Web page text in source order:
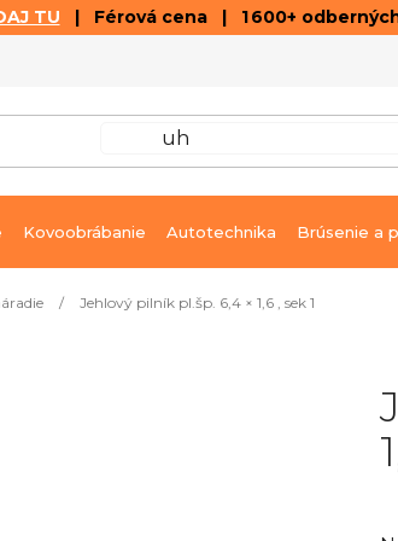
TU | Férová cena | 1 600+
Kovoobrábanie Autotechnika Brúsenie a
/ Jehlový pilník pl.šp. 6,4 × 1,6 , sek 1